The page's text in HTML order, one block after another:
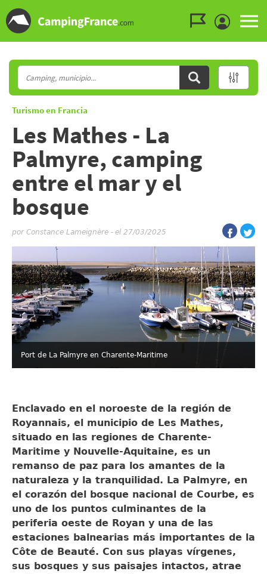
Turismo en Francia
Les Mathes - La
Palmyre, camping
entre el mar y el
bosque
por Constance Lameignère - el 27/03/2025
Port de La Palmyre en Charente-Maritime
Enclavado en el noroeste de la región de
Royannais, el municipio de Les Mathes,
situado en las regiones de Charente-
Maritime y Nouvelle-Aquitaine, es un
remanso de paz para los amantes de la
naturaleza y la tranquilidad. La Palmyre, en
el corazón del bosque nacional de Courbe, es
uno de los puntos culminantes de la
periferia oeste de Royan y una de las
estaciones balnearias más importantes de la
Côte de Beauté. Con sus playas vírgenes,
sus bosques y sus paisajes intactos, atrae